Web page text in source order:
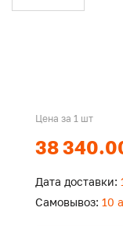
Цена за 1 шт
38
Дата доставки:
Самовывоз: 10